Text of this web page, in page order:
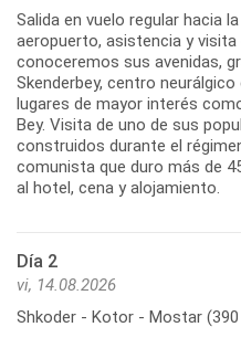
Salida en vuelo regular hacia
aeropuerto, asistencia y visita
conoceremos sus avenidas,
Skenderbey, centro
lugares de mayor interés
Bey. Visita de uno de sus
construidos durante el
comunista que duro más de
Día 2
vi, 14.08.2026
Shkoder - Kotor - Mostar